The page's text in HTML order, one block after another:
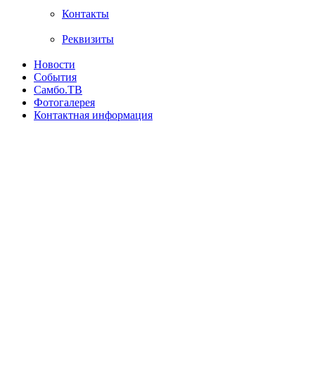
Контакты
Реквизиты
Новости
События
Самбо.ТВ
Фотогалерея
Контактная информация